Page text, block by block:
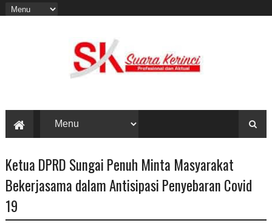
Ketua DPRD Sungai Penuh Minta Masyarakat
Bekerjasama dalam Antisipasi Penyebaran Covid
19